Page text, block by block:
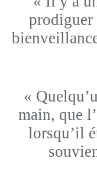
prodiguer
«
main, que
lorsqu’il